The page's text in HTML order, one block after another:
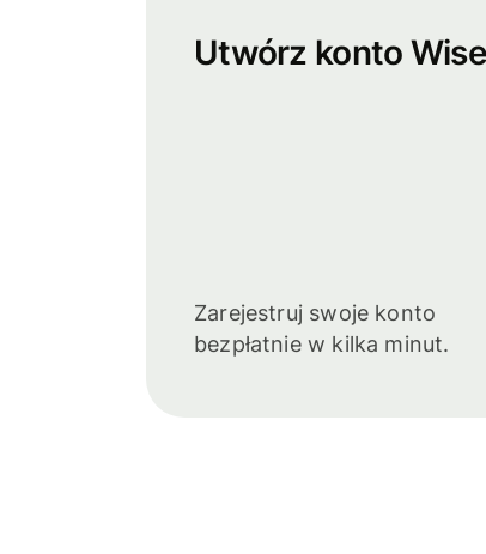
Utwórz konto
Zarejestruj swoje konto
bezpłatnie w kilka minut.